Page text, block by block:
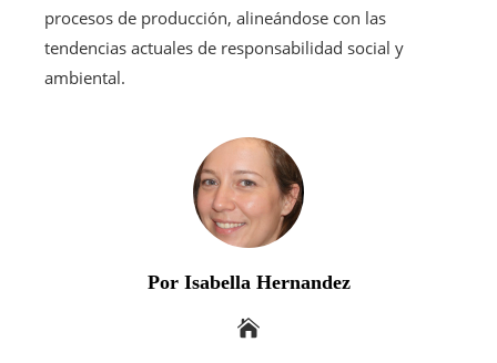
procesos de producción, alineándose con las
tendencias actuales de responsabilidad social y
ambiental.
Por Isabella Hernandez